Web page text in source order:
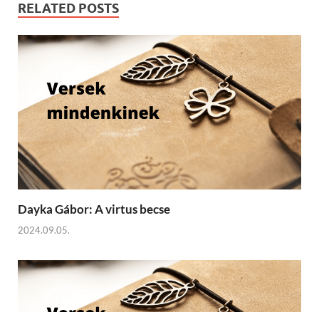
RELATED POSTS
Dayka Gábor: A virtus becse
2024.09.05.